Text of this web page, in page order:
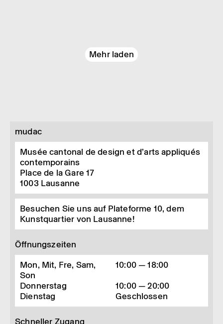
Mehr laden
mudac
Musée cantonal de design et d’arts appliqués
contemporains
Place de la Gare 17
1003 Lausanne
Besuchen Sie uns auf Plateforme 10, dem
Kunstquartier von Lausanne!
Öffnungszeiten
Mon, Mit, Fre, Sam,
Son
10:00 — 18:00
Donnerstag
10:00 — 20:00
Dienstag
Geschlossen
Schneller Zugang